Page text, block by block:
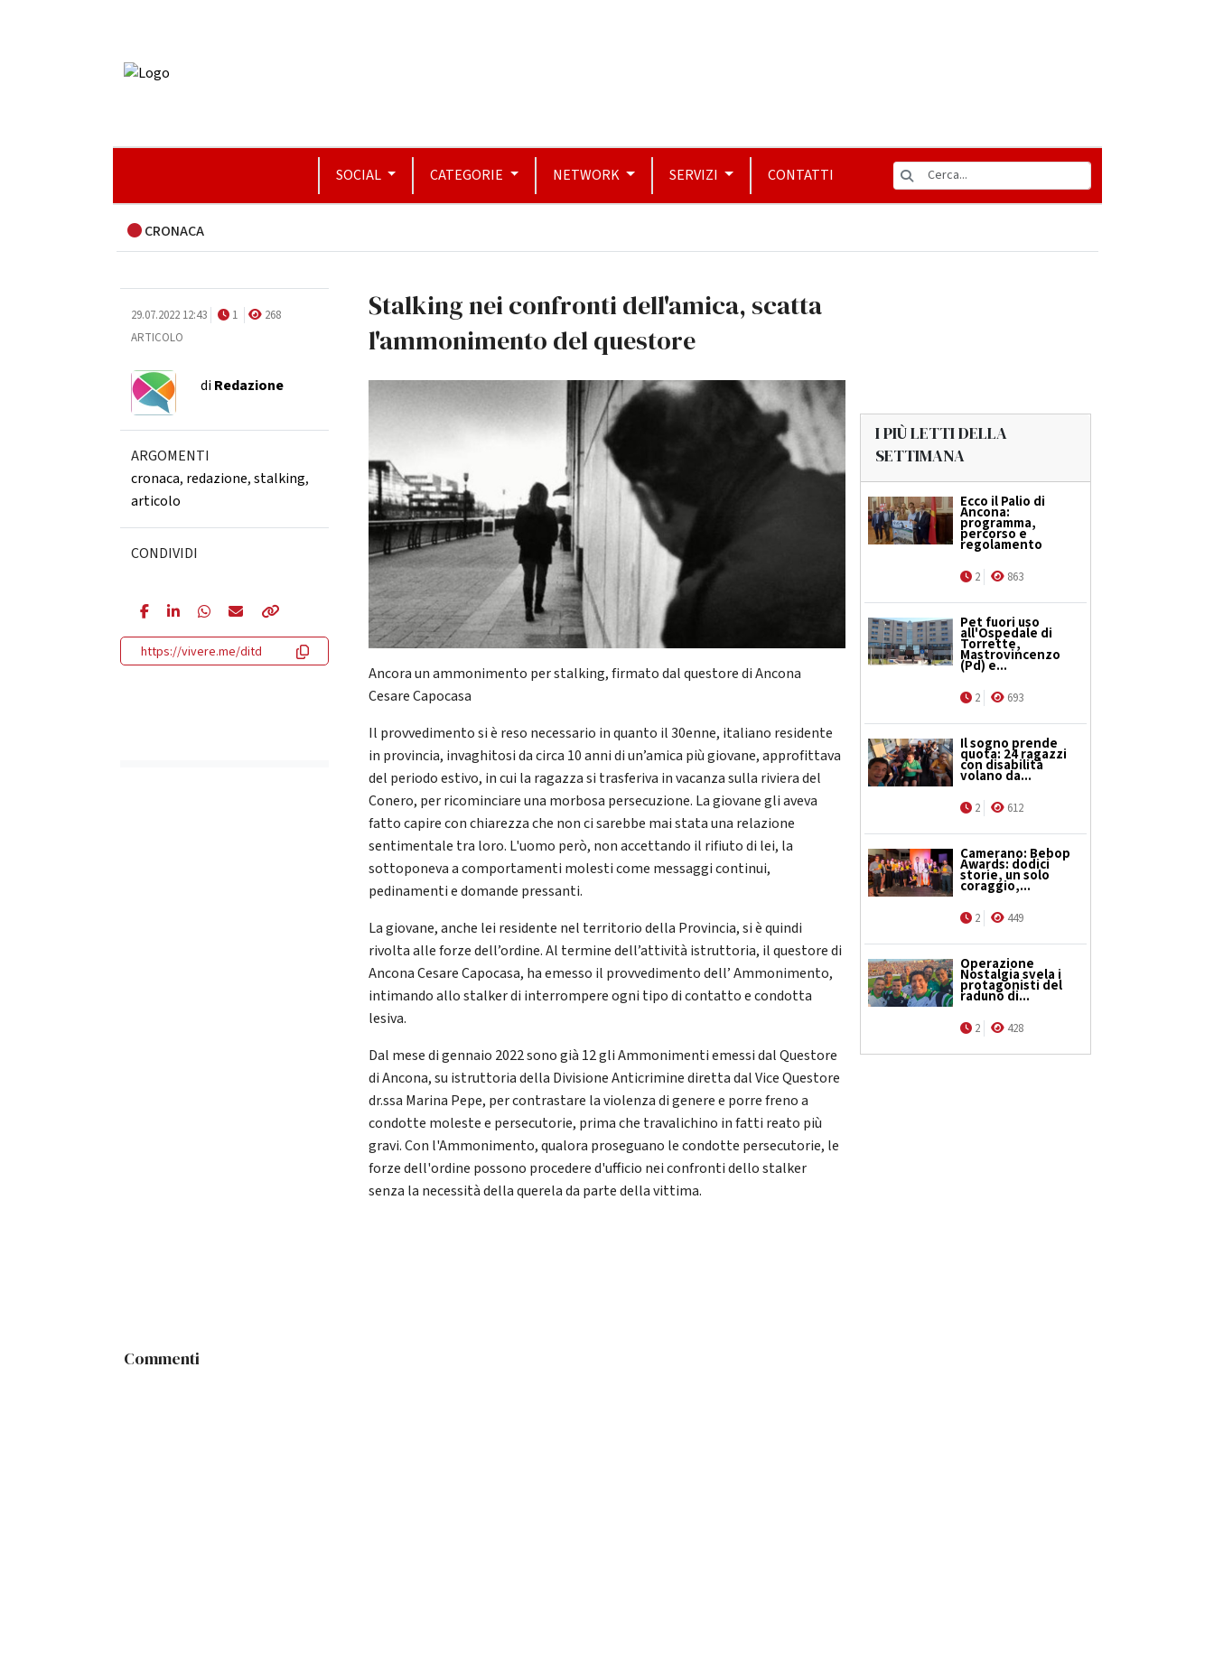
SOCIAL CATEGORIE NETWORK SERVIZI CONTATTI
CRONACA
29.07.2022 12:43 1
268
ARTICOLO
diRedazione
ARGOMENTI
cronaca, redazione,stalking,
articolo
CONDIVIDI
https://vivere.me/ditd
Stalking nei confronti dell'amica, scatta
l'ammonimento del questore
Ancora un ammonimento per stalking, firmato dal questore di Ancona
Cesare Capocasa
Il provvedimento si è reso necessario in quanto il 30enne, italiano residente
in provincia, invaghitosi da circa 10 anni di un’amica più giovane, approfittava
del periodo estivo, in cui la ragazza si trasferiva in vacanza sulla riviera del
Conero, per ricominciare una morbosa persecuzione. La giovane gli aveva
fatto capire con chiarezza che non ci sarebbe mai stata una relazione
sentimentale tra loro. L'uomo però, non accettando il rifiuto di lei, la
sottoponeva a comportamenti molesti come messaggi continui,
pedinamenti e domande pressanti.
La giovane, anche lei residente nel territorio della Provincia, si è quindi
rivolta alle forze dell’ordine. Al termine dell’attività istruttoria, il questore di
Ancona Cesare Capocasa, ha emesso il provvedimento dell’ Ammonimento,
intimando allo stalker di interrompere ogni tipo di contatto e condotta
lesiva.
Dal mese di gennaio 2022 sono già 12 gli Ammonimenti emessi dal Questore
di Ancona, su istruttoria della Divisione Anticrimine diretta dal Vice Questore
dr.ssa Marina Pepe, per contrastare la violenza di genere e porre freno a
condotte moleste e persecutorie, prima che travalichino in fatti reato più
gravi. Con l'Ammonimento, qualora proseguano le condotte persecutorie, le
forze dell'ordine possono procedere d'ufficio nei confronti dello stalker
senza la necessità della querela da parte della vittima.
I PIÙ LETTI DELLA
SETTIMANA
Ecco il Palio di
Ancona:
programma,
percorso e
regolamento
2 863
Pet fuori uso
all'Ospedale di
Torrette,
Mastrovincenzo
(Pd) e...
2 693
Il sogno prende
quota: 24 ragazzi
con disabilità
volano da...
2 612
Camerano: Bebop
Awards: dodici
storie, un solo
coraggio,...
2 449
Operazione
Nostalgia svela i
protagonisti del
raduno di...
2 428
Commenti